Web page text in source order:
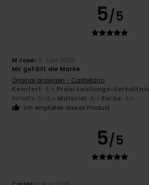
5/5
M Jose29. Juni 2026
Mir gefällt die Marke
Original anzeigen - Castellano
Komfort: 4/5 Preis-Leistungs-Verhältnis
Perfekte Größe Material: 4/5 Farbe: 4/5
Ich empfehle dieses Produkt
5/5